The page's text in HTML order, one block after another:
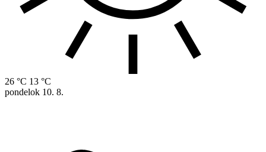
26 °C 13 °C
pondelok 10. 8.